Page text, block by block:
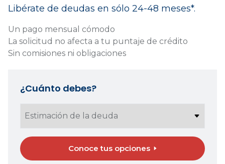
Libérate de deudas en sólo 24-48 meses*.
Un pago mensual cómodo
La solicitud no afecta a tu puntaje de crédito
Sin comisiones ni obligaciones
¿Cuánto debes?
Conoce tus opciones